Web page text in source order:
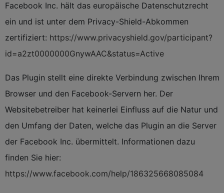
Facebook Inc. hält das europäische Datenschutzrecht
ein und ist unter dem Privacy-Shield-Abkommen
zertifiziert: https://www.privacyshield.gov/participant?
id=a2zt0000000GnywAAC&status=Active
Das Plugin stellt eine direkte Verbindung zwischen Ihrem
Browser und den Facebook-Servern her. Der
Websitebetreiber hat keinerlei Einfluss auf die Natur und
den Umfang der Daten, welche das Plugin an die Server
der Facebook Inc. übermittelt. Informationen dazu
finden Sie hier:
https://www.facebook.com/help/186325668085084